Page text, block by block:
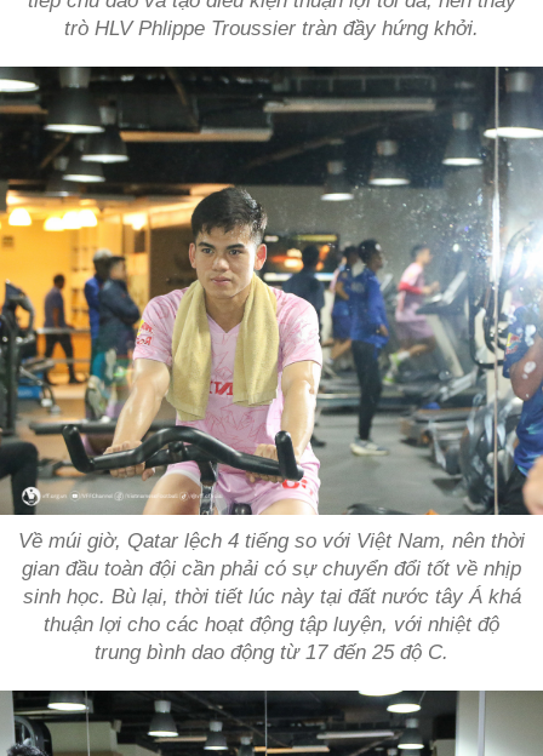
trò HLV Phlippe Troussier tràn đầy hứng khởi.
Về múi giờ, Qatar lệch 4 tiếng so với Việt Nam, nên thời
gian đầu toàn đội cần phải có sự chuyển đổi tốt về nhịp
sinh học. Bù lại, thời tiết lúc này tại đất nước tây Á khá
thuận lợi cho các hoạt động tập luyện, với nhiệt độ
trung bình dao động từ 17 đến 25 độ C.